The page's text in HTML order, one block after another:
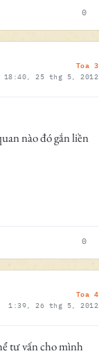
0
Toa 3
18:40, 25 thg 5, 2012
nào đó gắn liền
0
Toa 4
1:39, 26 thg 5, 2012
tư vấn cho mình